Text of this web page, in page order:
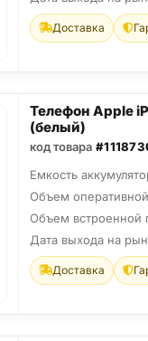
Доставка
Телефон Apple
(белый)
код товара
Емкость
Объем
Объем встроенной
Дата выхода на
Доставка